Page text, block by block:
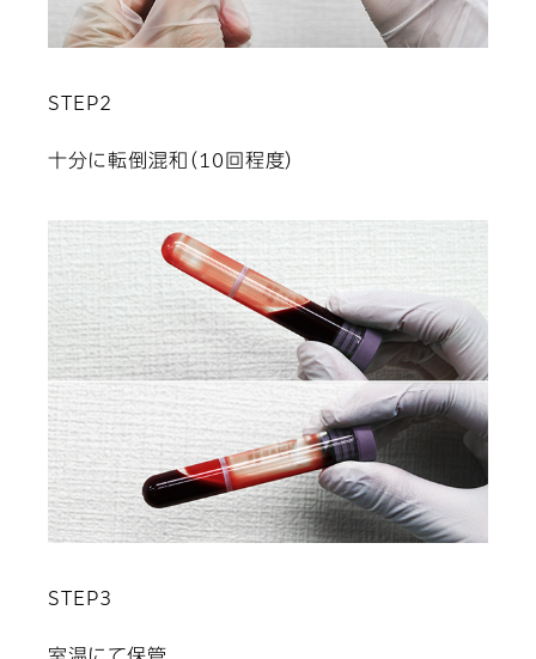
STEP2
十分に転倒混和（10回程度）
STEP3